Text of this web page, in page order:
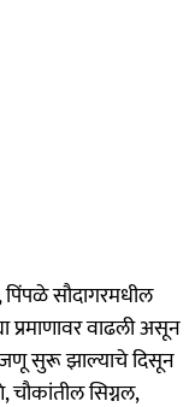
सौदागरमधील
वाढली असून
जणू सुरू झाल्याचे दिसून
सिग्नल,